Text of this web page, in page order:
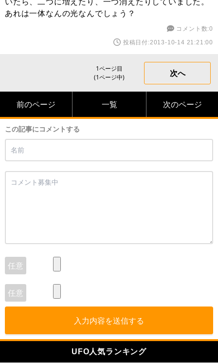
いたら、二つに増えたり、一つ消えたりしていました。
あれは一体なんの光なんでしょう？
コメント数:0
投稿日付:2013-10-14 21:21:00
1ページ目
(1ページ中)
次へ
前のページ 一覧 次のページ
この記事にコメントする
入力内容を送信する
UFO人気ランキング